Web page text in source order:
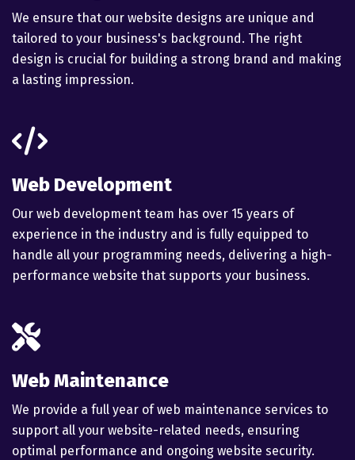
We ensure that our website designs are unique and
tailored to your business's background. The right
design is crucial for building a strong brand and making
a lasting impression.
code
Web Development
Our web development team has over 15 years of
experience in the industry and is fully equipped to
handle all your programming needs, delivering a high-
performance website that supports your business.
fas
fa-
screwdriver-
Web Maintenance
We provide a full year of web maintenance services to
support all your website-related needs, ensuring
optimal performance and ongoing website security.